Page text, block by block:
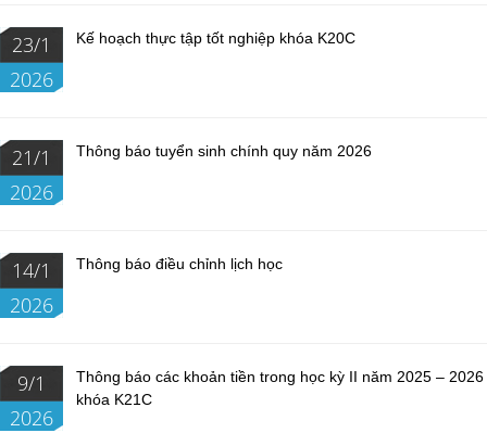
23/1
2026
Kế hoạch thực tập tốt nghiệp khóa K20C
21/1
2026
Thông báo tuyển sinh chính quy năm 2026
14/1
2026
Thông báo điều chỉnh lịch học
9/1
2026
Thông báo các khoản tiền trong học kỳ II năm 2025 – 2026
khóa K21C